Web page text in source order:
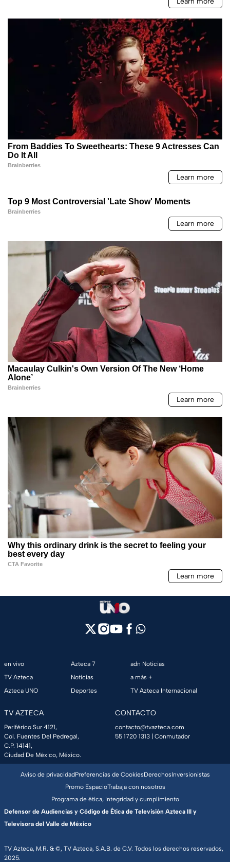
en vivo
TV Azteca
Azteca UNO
Azteca 7
Noticias
Deportes
adn Noticias
a más +
TV Azteca Internacional
TV AZTECA
Periférico Sur 4121,
Col. Fuentes Del Pedregal,
C.P. 14141,
Ciudad De México, México.
CONTACTO
contacto@tvazteca.com
55 1720 1313 | Conmutador
TV Azteca, M.R. & ©, TV Azteca, S.A.B. de C.V. Todos los derechos reservados,
2025.
Aviso de privacidadPreferencias de CookiesDerechosInversionistas
Promo EspacioTrabaja con nosotros
Programa de ética, integridad y cumplimiento
Defensor de Audiencias y Código de Ética de Televisión Azteca III y
Televisora del Valle de México